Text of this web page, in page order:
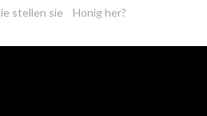
stellen sie Honig her?